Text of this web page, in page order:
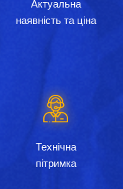
Актуальна
наявність та ціна
Технічна
пітримка